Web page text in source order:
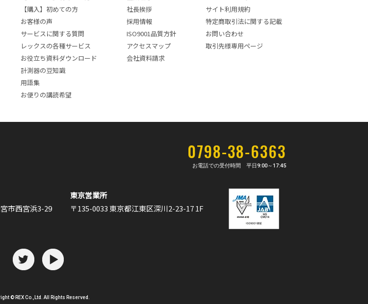
【購入】初めての方
お客様の声
サービスに関する質問
レックスの各種サービス
お役立ち資料ダウンロード
計測器の豆知識
用語集
お便りの講読希望
社長挨拶
採用情報
ISO9001品質方針
アクセスマップ
会社資料請求
サイト利用規約
特定商取引法に関する記載
お問い合わせ
取引先様専用ページ
0798-38-6363
お電話での受付時間 平日9:00～17:45
市西宮浜3-29
東京営業所
〒135-0033 東京都江東区深川2-23-17 1F
© REX Co.,Ltd. All Rights Reserved.